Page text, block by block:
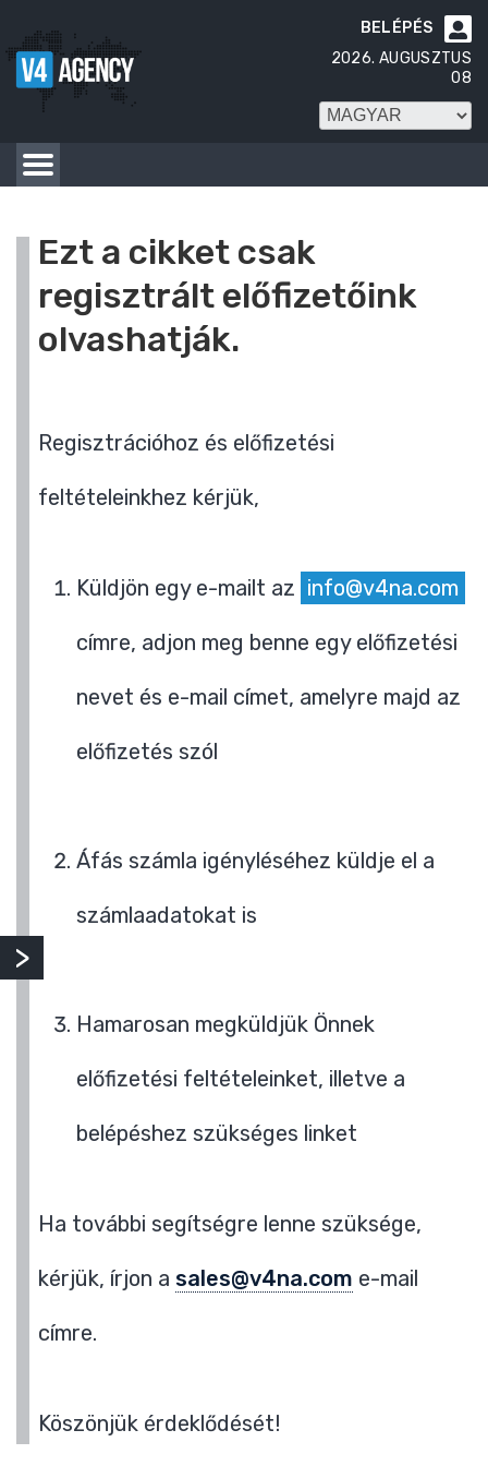

BELÉPÉS
2026. AUGUSZTUS
08
Ezt a cikket csak
regisztrált előfizetőink
olvashatják.
Regisztrációhoz és előfizetési
feltételeinkhez kérjük,
Küldjön egy e-mailt az info@v4na.com
címre, adjon meg benne egy előfizetési
nevet és e-mail címet, amelyre majd az
előfizetés szól
Áfás számla igényléséhez küldje el a
számlaadatokat is
Hamarosan megküldjük Önnek
előfizetési feltételeinket, illetve a
belépéshez szükséges linket
Ha további segítségre lenne szüksége,
kérjük, írjon a sales@v4na.com e-mail
címre.
Köszönjük érdeklődését!